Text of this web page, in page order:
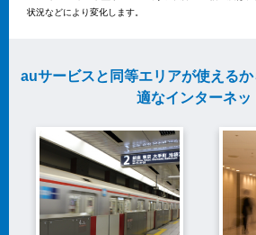
状況などにより変化します。
auサービスと同等エリアが使える
適なインターネッ